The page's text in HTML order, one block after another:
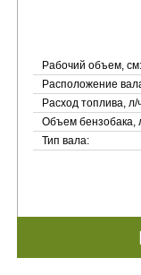
Рабочий объем, см:
Расположение
Расход топлива, л/
Объем бензобака,
Тип вала: